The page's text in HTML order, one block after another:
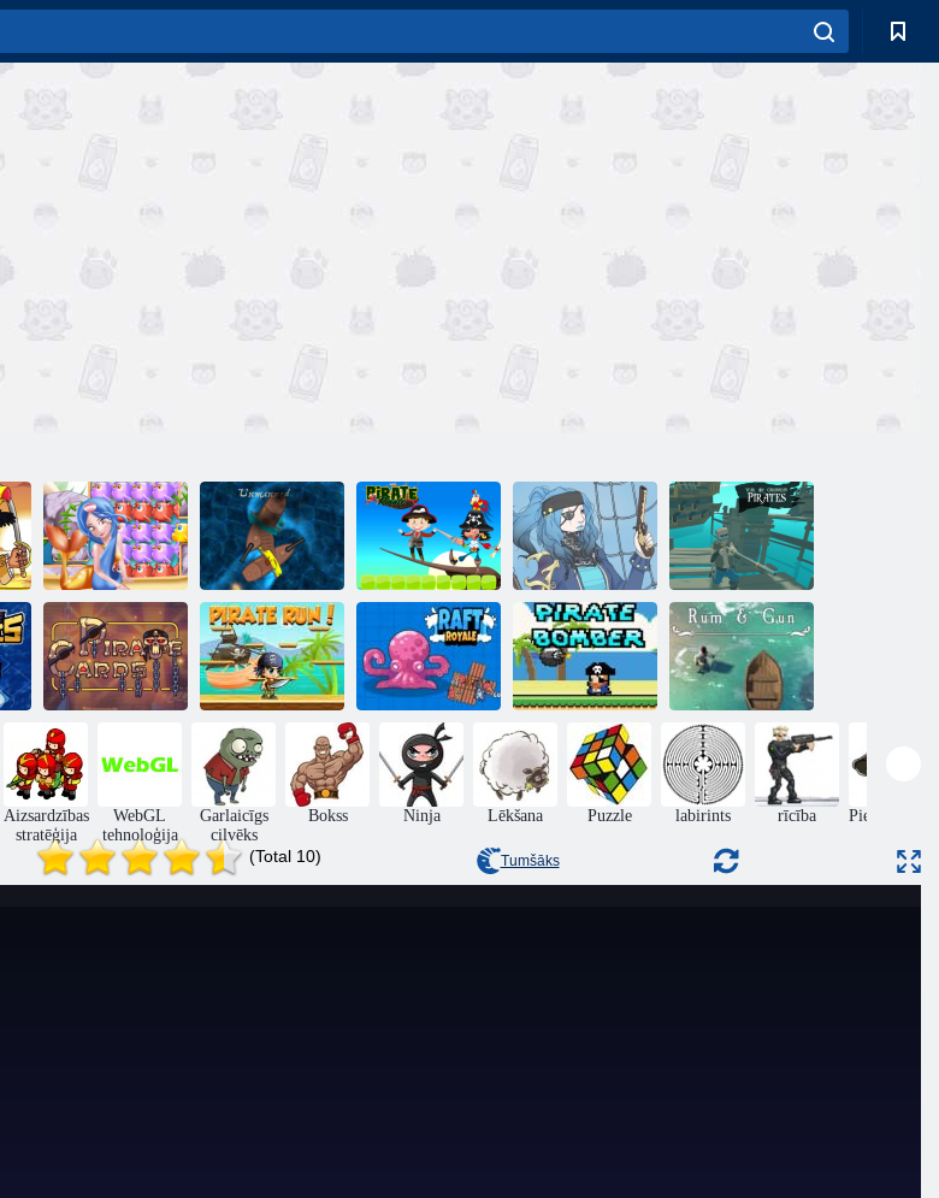
Jūrnieks Piratebattle. Io Pirātu mīkla Pirātu veidotājs
Karš karību
pirāti
Pirātu skrējiens Plosta royale
Pirātu
bumbvedējs
Rums un
lielgabals
Aizsardzības
stratēģija
WebGL
tehnoloģija
Garlaicīgs
cilvēks
Bokss Ninja Lēkšana Puzzle labirints rīcība Piedzīvojumi
(Total 10) Tumšāks